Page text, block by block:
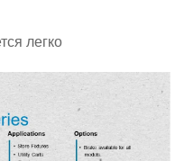
легко